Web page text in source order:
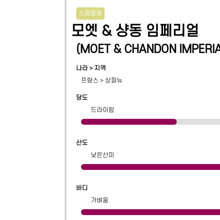
스파클링
모엣 & 샹동 임페리얼
(MOET & CHANDON
나라 > 지역
프랑스 > 상파뉴
당도
드라이함
산도
낮은산미
바디
가벼움